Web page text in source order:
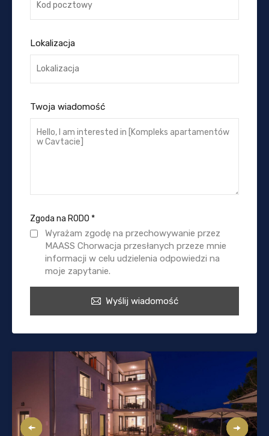
Lokalizacja
Twoja wiadomość
Zgoda na RODO *
Wyrażam zgodę na przechowywanie przez
MAASS Chorwacja przesłanych przeze mnie
informacji w celu udzielenia odpowiedzi na
moje zapytanie.
Wyślij wiadomość